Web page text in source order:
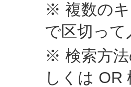
※ 複数の
で区切っ
※ 検索方法
しくは OR